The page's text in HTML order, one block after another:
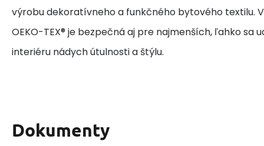
výrobu dekoratívneho a funkčného bytového textilu.
OEKO-TEX® je bezpečná aj pre najmenších, ľahko sa
interiéru nádych útulnosti a štýlu.
Dokumenty